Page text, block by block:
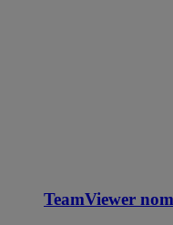
TeamViewer